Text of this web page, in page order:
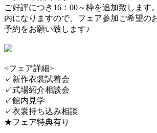
ご好評につき16：00～枠を追加致します
内になりますので、フェア参加ご希望の
予約をお願い致します♪
<フェア詳細>
✓新作衣裳試着会
✓式場紹介相談会
✓館内見学
✓衣裳持ち込み相談
★フェア特典有り